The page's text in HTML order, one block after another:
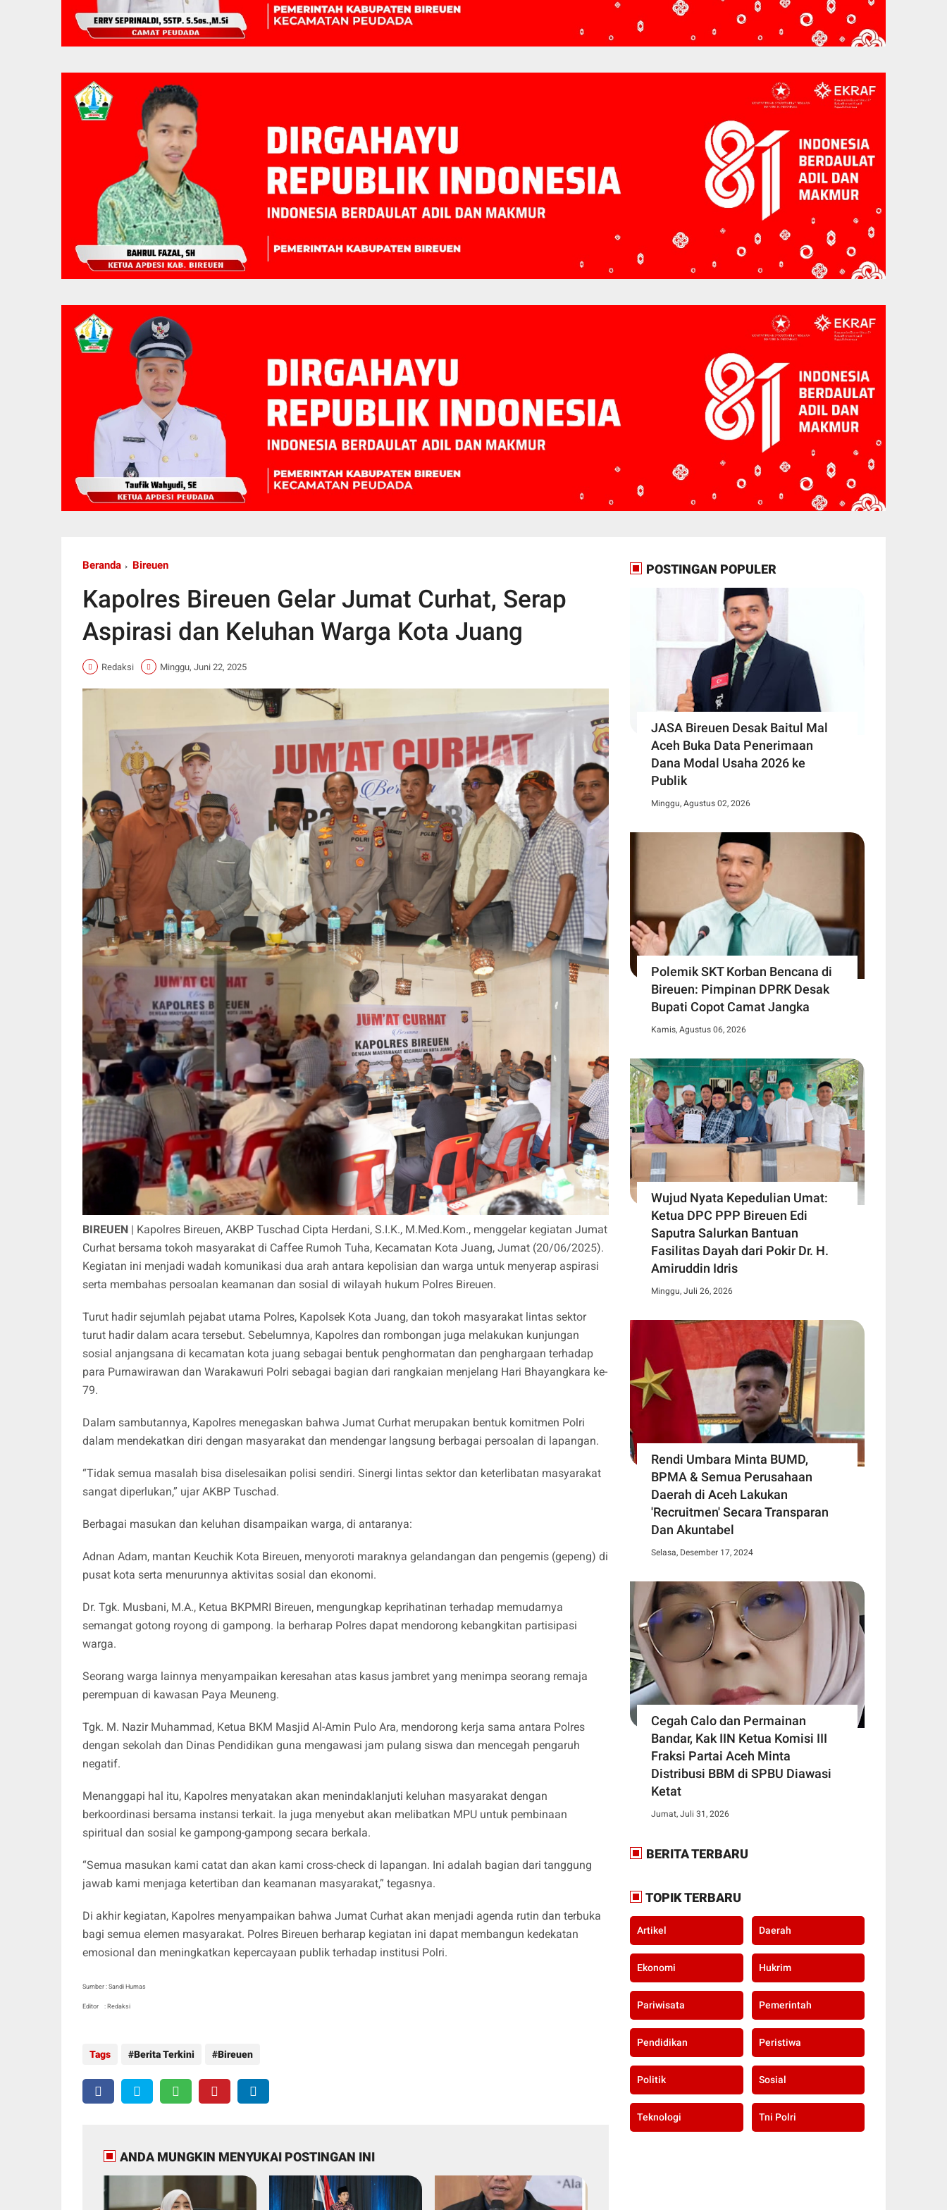
Beranda Bireuen
Kapolres Bireuen Gelar Jumat Curhat, Serap
Aspirasi dan Keluhan Warga Kota Juang
Redaksi Minggu, Juni 22, 2025
BIREUEN | Kapolres Bireuen, AKBP Tuschad Cipta Herdani, S.I.K., M.Med.Kom., menggelar kegiatan Jumat
Curhat bersama tokoh masyarakat di Caffee Rumoh Tuha, Kecamatan Kota Juang, Jumat (20/06/2025).
Kegiatan ini menjadi wadah komunikasi dua arah antara kepolisian dan warga untuk menyerap aspirasi
serta membahas persoalan keamanan dan sosial di wilayah hukum Polres Bireuen.
Turut hadir sejumlah pejabat utama Polres, Kapolsek Kota Juang, dan tokoh masyarakat lintas sektor
turut hadir dalam acara tersebut. Sebelumnya, Kapolres dan rombongan juga melakukan kunjungan
sosial anjangsana di kecamatan kota juang sebagai bentuk penghormatan dan penghargaan terhadap
para Purnawirawan dan Warakawuri Polri sebagai bagian dari rangkaian menjelang Hari Bhayangkara ke-
79.
Dalam sambutannya, Kapolres menegaskan bahwa Jumat Curhat merupakan bentuk komitmen Polri
dalam mendekatkan diri dengan masyarakat dan mendengar langsung berbagai persoalan di lapangan.
“Tidak semua masalah bisa diselesaikan polisi sendiri. Sinergi lintas sektor dan keterlibatan masyarakat
sangat diperlukan,” ujar AKBP Tuschad.
Berbagai masukan dan keluhan disampaikan warga, di antaranya:
Adnan Adam, mantan Keuchik Kota Bireuen, menyoroti maraknya gelandangan dan pengemis (gepeng) di
pusat kota serta menurunnya aktivitas sosial dan ekonomi.
Dr. Tgk. Musbani, M.A., Ketua BKPMRI Bireuen, mengungkap keprihatinan terhadap memudarnya
semangat gotong royong di gampong. Ia berharap Polres dapat mendorong kebangkitan partisipasi
warga.
Seorang warga lainnya menyampaikan keresahan atas kasus jambret yang menimpa seorang remaja
perempuan di kawasan Paya Meuneng.
Tgk. M. Nazir Muhammad, Ketua BKM Masjid Al-Amin Pulo Ara, mendorong kerja sama antara Polres
dengan sekolah dan Dinas Pendidikan guna mengawasi jam pulang siswa dan mencegah pengaruh
negatif.
Menanggapi hal itu, Kapolres menyatakan akan menindaklanjuti keluhan masyarakat dengan
berkoordinasi bersama instansi terkait. Ia juga menyebut akan melibatkan MPU untuk pembinaan
spiritual dan sosial ke gampong-gampong secara berkala.
“Semua masukan kami catat dan akan kami cross-check di lapangan. Ini adalah bagian dari tanggung
jawab kami menjaga ketertiban dan keamanan masyarakat,” tegasnya.
Di akhir kegiatan, Kapolres menyampaikan bahwa Jumat Curhat akan menjadi agenda rutin dan terbuka
bagi semua elemen masyarakat. Polres Bireuen berharap kegiatan ini dapat membangun kedekatan
emosional dan meningkatkan kepercayaan publik terhadap institusi Polri.
Sumber : Sandi Humas
Editor : Redaksi
Tags Berita Terkini Bireuen
ANDA MUNGKIN MENYUKAI POSTINGAN INI
POSTINGAN POPULER
JASA Bireuen Desak Baitul Mal
Aceh Buka Data Penerimaan
Dana Modal Usaha 2026 ke
Publik
Minggu, Agustus 02, 2026
Polemik SKT Korban Bencana di
Bireuen: Pimpinan DPRK Desak
Bupati Copot Camat Jangka
Kamis, Agustus 06, 2026
Wujud Nyata Kepedulian Umat:
Ketua DPC PPP Bireuen Edi
Saputra Salurkan Bantuan
Fasilitas Dayah dari Pokir Dr. H.
Amiruddin Idris
Minggu, Juli 26, 2026
Rendi Umbara Minta BUMD,
BPMA & Semua Perusahaan
Daerah di Aceh Lakukan
'Recruitmen' Secara Transparan
Dan Akuntabel
Selasa, Desember 17, 2024
Cegah Calo dan Permainan
Bandar, Kak IIN Ketua Komisi III
Fraksi Partai Aceh Minta
Distribusi BBM di SPBU Diawasi
Ketat
Jumat, Juli 31, 2026
BERITA TERBARU
TOPIK TERBARU
Artikel Daerah
Ekonomi Hukrim
Pariwisata Pemerintah
Pendidikan Peristiwa
Politik Sosial
Teknologi Tni Polri